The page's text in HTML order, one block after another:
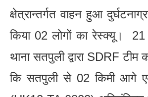
क्षेत्रान्तर्गत वाहन हुआ
किया 02 लोगों का रेस्क्यू। 21
थाना सतपुली द्वारा SDRF टीम
कि सतपुली से 02 किमी आगे